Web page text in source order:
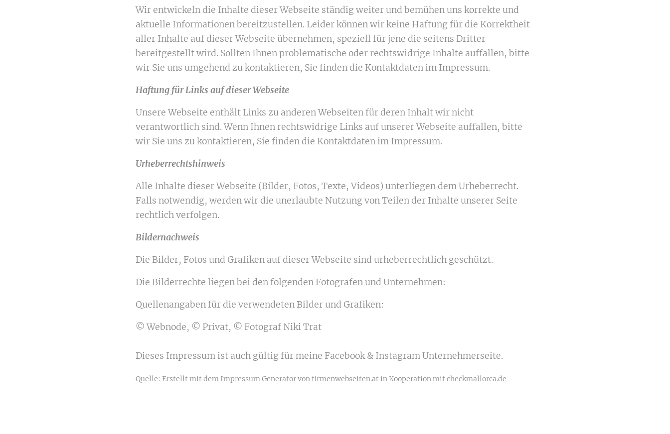
Wir entwickeln die Inhalte dieser Webseite ständig weiter und bemühen uns korrekte und
aktuelle Informationen bereitzustellen. Leider können wir keine Haftung für die Korrektheit
aller Inhalte auf dieser Webseite übernehmen, speziell für jene die seitens Dritter
bereitgestellt wird. Sollten Ihnen problematische oder rechtswidrige Inhalte auffallen, bitte
wir Sie uns umgehend zu kontaktieren, Sie finden die Kontaktdaten im Impressum.
Haftung für Links auf dieser Webseite
Unsere Webseite enthält Links zu anderen Webseiten für deren Inhalt wir nicht
verantwortlich sind. Wenn Ihnen rechtswidrige Links auf unserer Webseite auffallen, bitte
wir Sie uns zu kontaktieren, Sie finden die Kontaktdaten im Impressum.
Urheberrechtshinweis
Alle Inhalte dieser Webseite (Bilder, Fotos, Texte, Videos) unterliegen dem Urheberrecht.
Falls notwendig, werden wir die unerlaubte Nutzung von Teilen der Inhalte unserer Seite
rechtlich verfolgen.
Bildernachweis
Die Bilder, Fotos und Grafiken auf dieser Webseite sind urheberrechtlich geschützt.
Die Bilderrechte liegen bei den folgenden Fotografen und Unternehmen:
Quellenangaben für die verwendeten Bilder und Grafiken:
© Webnode, © Privat, © Fotograf Niki Trat
Dieses Impressum ist auch gültig für meine Facebook & Instagram Unternehmerseite.
Quelle: Erstellt mit dem Impressum Generator von firmenwebseiten.at in Kooperation mit checkmallorca.de